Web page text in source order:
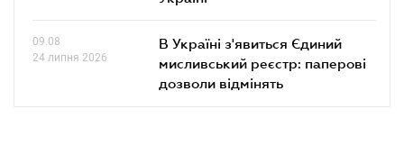
09.08
24 липня 2026
В Україні з'явиться Єдиний
мисливський реєстр: паперові
дозволи відмінять